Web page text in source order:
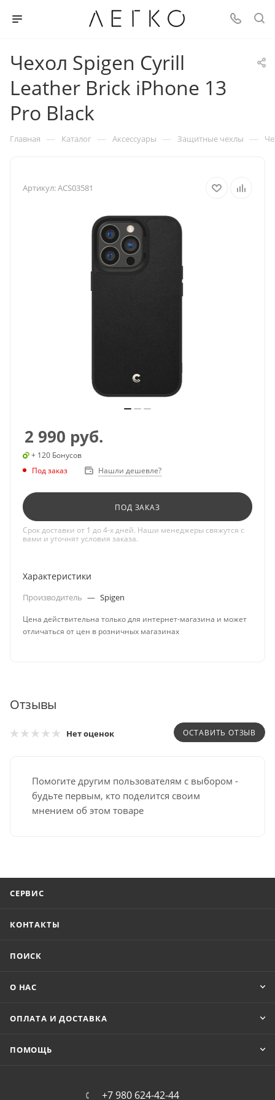
Чехол Spigen Cyrill
Leather Brick iPhone 13
Pro Black
Главная — Каталог — Аксессуары — Защитные чехлы —
Артикул:ACS03581
2 990 руб.
+ 120 Бонусов
Под заказ
Нашли дешевле?
ПОД ЗАКАЗ
Срок доставки от 1 до 4-х дней. Наши менеджеры свяжутся с
вами и уточнят условия заказа.
Характеристики
Производитель — Spigen
Цена действительна только для интернет-магазина и может
отличаться от цен в розничных магазинах
Отзывы
Нет оценок ОСТАВИТЬ ОТЗЫВ
Помогите другим пользователям с выбором -
будьте первым, кто поделится своим
мнением об этом товаре
СЕРВИС
КОНТАКТЫ
ПОИСК
О НАС
ОПЛАТА И ДОСТАВКА
ПОМОЩЬ
+7 980 624-42-44